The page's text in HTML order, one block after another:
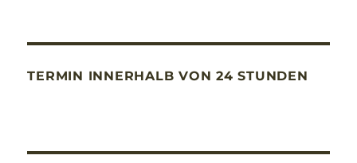
TERMIN INNERHALB VON 24 STUNDEN